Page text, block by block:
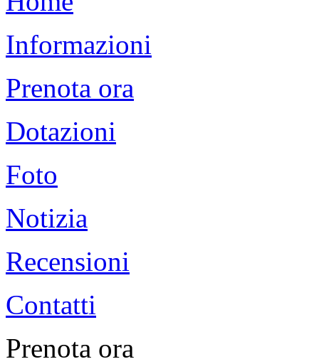
Informazioni
Prenota ora
Dotazioni
Foto
Notizia
Recensioni
Contatti
Prenota ora